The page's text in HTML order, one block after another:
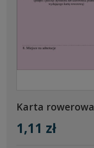
Karta rowerowa
1,11 zł